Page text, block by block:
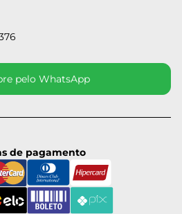
pelo WhatsApp
de pagamento